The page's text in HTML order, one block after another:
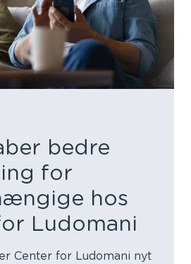
bedre
for
hos
Ludomani
Center for Ludomani nyt